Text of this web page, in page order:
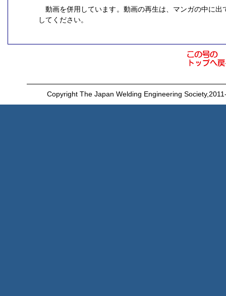
動画を併用しています。動画の再生は、マンガの中に
してください。
Copyright The Japan Welding Engineering